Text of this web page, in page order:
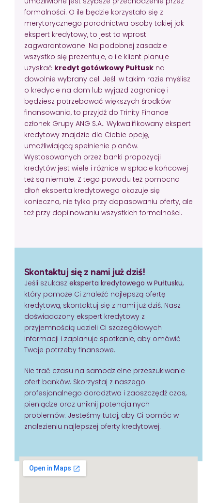
formalności. O ile będzie korzystało się z
merytorycznego poradnictwa osoby takiej jak
ekspert kredytowy, to jest to wprost
zagwarantowane. Na podobnej zasadzie
wszystko się prezentuje, o ile klient planuje
uzyskać kredyt gotówkowy Pułtusk na
dowolnie wybrany cel. Jeśli w takim razie myślisz
o kredycie na dom lub wyjazd zagranicę i
będziesz potrzebować większych środków
finansowania, to przyjdź do Trinity Finance
członek Grupy ANG S.A.. Wykwalifikowany ekspert
kredytowy znajdzie dla Ciebie opcję,
umożliwiającą spełnienie planów.
Wystosowanych przez banki propozycji
kredytów jest wiele i różnice w spłacie końcowej
też są niemałe. Z tego powodu też pomocna
dłoń eksperta kredytowego okazuje się
konieczna, nie tylko przy dopasowaniu oferty, ale
też przy dopilnowaniu wszystkich formalności.
Skontaktuj się z nami już dziś!
Jeśli szukasz eksperta kredytowego w Pułtusku,
który pomoże Ci znaleźć najlepszą ofertę
kredytową, skontaktuj się z nami już dziś. Nasz
doświadczony ekspert kredytowy z
przyjemnością udzieli Ci szczegółowych
informacji i zaplanuje spotkanie, aby omówić
Twoje potrzeby finansowe.
Nie trać czasu na samodzielne przeszukiwanie
ofert banków. Skorzystaj z naszego
profesjonalnego doradztwa i zaoszczędź czas,
pieniądze oraz uniknij potencjalnych
problemów. Jesteśmy tutaj, aby Ci pomóc w
znalezieniu najlepszej oferty kredytowej.